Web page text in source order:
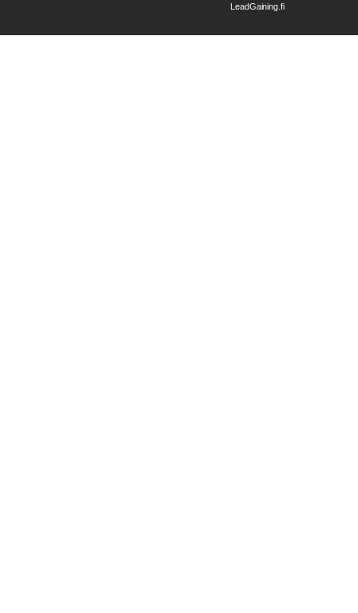
LeadGaining.fi